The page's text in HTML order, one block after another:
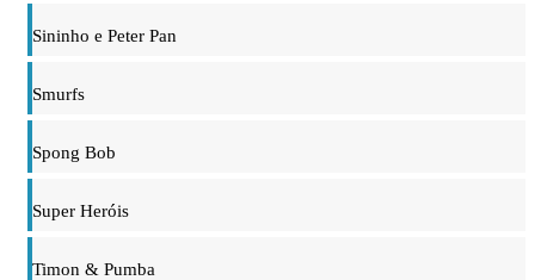
Sininho e Peter Pan
Smurfs
Spong Bob
Super Heróis
Timon & Pumba